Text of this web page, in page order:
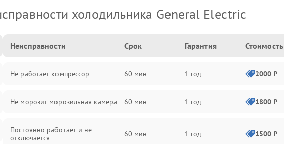
холодильника General Electric
Неисправности Срок Гарантия Стоимость
Не работает компрессор 60 мин 1 год 2000 ₽
Не морозит морозильная камера 60 мин 1 год 1800 ₽
Постоянно работает и не
отключается
60 мин 1 год 1500 ₽